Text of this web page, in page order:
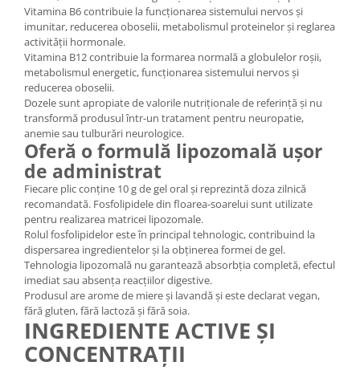
Vitamina B6 contribuie la funcționarea sistemului nervos și
imunitar, reducerea oboselii, metabolismul proteinelor și reglarea
activității hormonale.
Vitamina B12 contribuie la formarea normală a globulelor roșii,
metabolismul energetic, funcționarea sistemului nervos și
reducerea oboselii.
Dozele sunt apropiate de valorile nutriționale de referință și nu
transformă produsul într-un tratament pentru neuropatie,
anemie sau tulburări neurologice.
Oferă o formulă lipozomală ușor
de administrat
Fiecare plic conține 10 g de gel oral și reprezintă doza zilnică
recomandată. Fosfolipidele din floarea-soarelui sunt utilizate
pentru realizarea matricei lipozomale.
Rolul fosfolipidelor este în principal tehnologic, contribuind la
dispersarea ingredientelor și la obținerea formei de gel.
Tehnologia lipozomală nu garantează absorbția completă, efectul
imediat sau absența reacțiilor digestive.
Produsul are arome de miere și lavandă și este declarat vegan,
fără gluten, fără lactoză și fără soia.
INGREDIENTE ACTIVE ȘI
CONCENTRAȚII